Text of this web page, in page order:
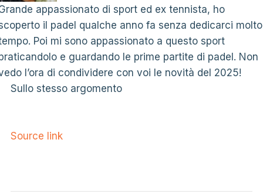
appassionato di sport ed ex tennista, ho
il padel qualche anno fa senza dedicarci molto
Poi mi sono appassionato a questo sport
e guardando le prime partite di padel. Non
l’ora di condividere con voi le novità del 2025!
Sullo stesso argomento
Source link